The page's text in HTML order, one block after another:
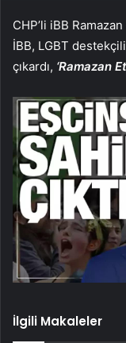
CHP’li iBB
İBB, LGBT
çıkardı, ‘Ramazan
İlgili Makaleler